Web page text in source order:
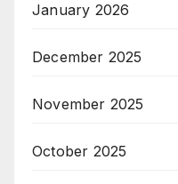
January 2026
December 2025
November 2025
October 2025